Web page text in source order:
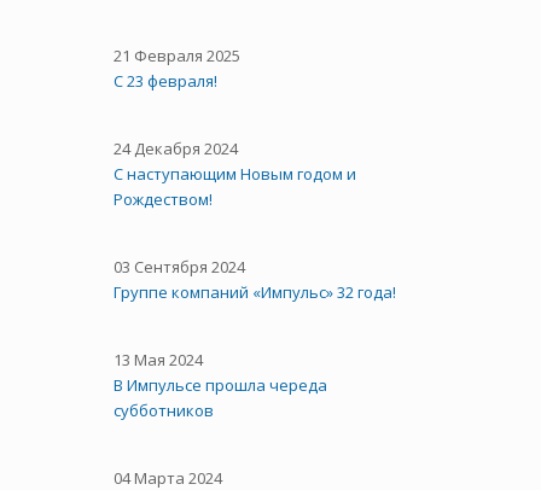
21 Февраля 2025
С 23 февраля!
24 Декабря 2024
С наступающим Новым годом и
Рождеством!
03 Сентября 2024
Группе компаний «Импульс» 32 года!
13 Мая 2024
В Импульсе прошла череда
субботников
04 Марта 2024